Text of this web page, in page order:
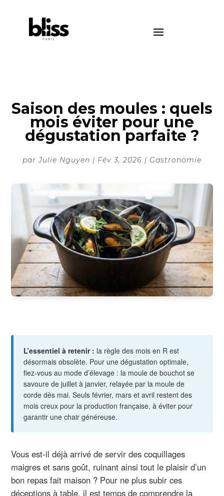
Saison des moules : quels
mois éviter pour une
dégustation parfaite ?
parJulie Nguyen | Fév 3, 2026 | Gastronomie
L’essentiel à retenir : la règle des mois en R est
désormais obsolète. Pour une dégustation optimale,
fiez-vous au mode d’élevage : la moule de bouchot se
savoure de juillet à janvier, relayée par la moule de
corde dès mai. Seuls février, mars et avril restent des
mois creux pour la production française, à éviter pour
garantir une chair généreuse.
Vous est-il déjà arrivé de servir des coquillages
maigres et sans goût, ruinant ainsi tout le plaisir d’un
bon repas fait maison ? Pour ne plus subir ces
déceptions à table, il est temps de comprendre la